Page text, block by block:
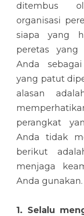
ditembus
organisasi
siapa yang
peretas yang
Anda
yang patut
alasan
perangkat
Anda tidak
berikut
menjaga
Anda gunakan.
1. Selalu